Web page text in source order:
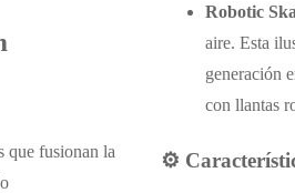
que fusionan la
Robotic
aire. Esta
generación
con llantas
⚙️